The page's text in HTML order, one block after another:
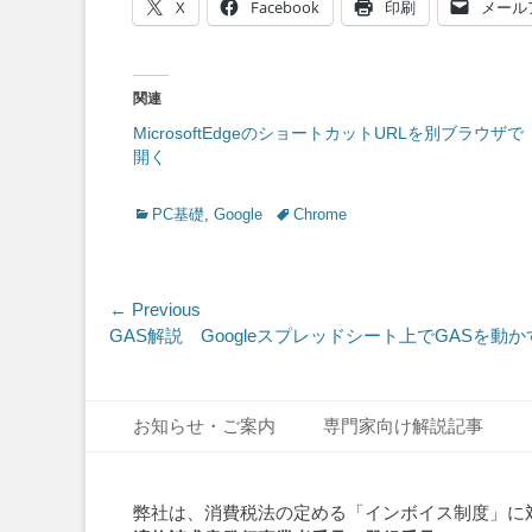
X Facebook 印刷 メー
関連
MicrosoftEdgeのショートカットURLを別ブラウザで
開く
Categories
PC基礎, Google TagsChrome
投
稿
ビ
ー
← Previous
Previous
GAS解説 Googleスプレッドシート上でGASを動
Footer Menu
お知らせ・ご案内 専門家向け解説記事
弊社は、消費税法の定める「インボイス制度」